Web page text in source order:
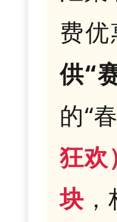
费
供“
的“
狂欢
块